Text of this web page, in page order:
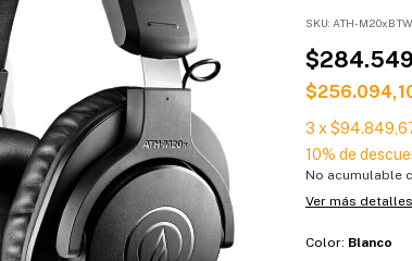
SKU: ATH-
3 x
10% de
No acumulable
Ver más detalles
Color: Blanco